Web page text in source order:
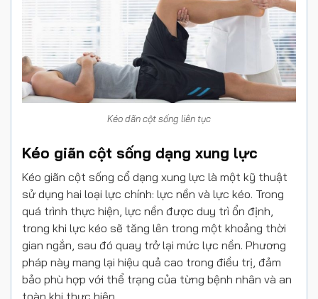
Kéo dãn cột sống liên tục
Kéo giãn cột sống dạng xung lực
Kéo giãn cột sống cổ dạng xung lực là một kỹ thuật
sử dụng hai loại lực chính: lực nền và lực kéo. Trong
quá trình thực hiện, lực nền được duy trì ổn định,
trong khi lực kéo sẽ tăng lên trong một khoảng thời
gian ngắn, sau đó quay trở lại mức lực nền. Phương
pháp này mang lại hiệu quả cao trong điều trị, đảm
bảo phù hợp với thể trạng của từng bệnh nhân và an
toàn khi thực hiện.